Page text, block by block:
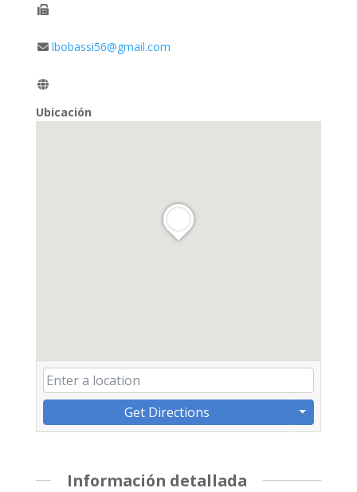
lbobassi56@gmail.com
Ubicación
Get Directions
Información detallada